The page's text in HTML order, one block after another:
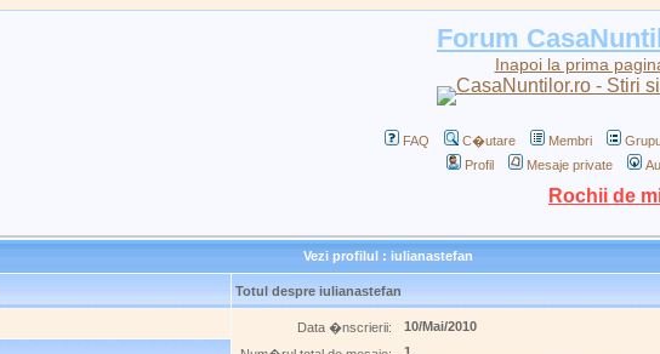
Forum
Inapoi la prima
FAQ C�utare Membri
Profil
Mesaje private
Rochii de
Vezi profilul : iulianastefan
Totul despre iulianastefan
Data �nscrierii:
10/Mai/2010